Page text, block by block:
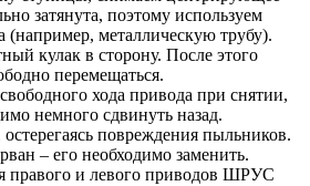
затянута, поэтому используем
(например, металлическую трубу).
кулак в сторону. После этого
перемещаться.
хода привода при снятии,
немного сдвинуть назад.
повреждения пыльников.
– его необходимо заменить.
правого и левого приводов ШРУС